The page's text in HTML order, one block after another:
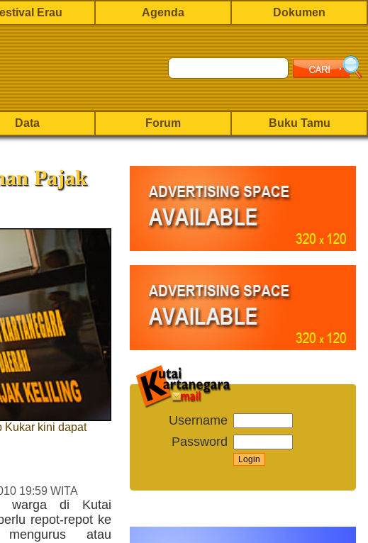
Erau Agenda Dokumen
Data Forum Buku Tamu
Pajak
Kukar kini dapat
19:59 WITA
warga di Kutai
repot-repot ke
atau
Username
Password